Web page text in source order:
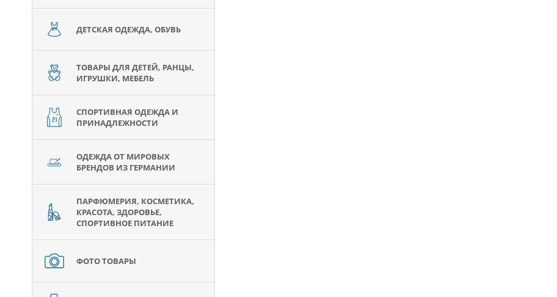
ДЕТСКАЯ ОДЕЖДА, ОБУВЬ
ТОВАРЫ ДЛЯ ДЕТЕЙ, РАНЦЫ,
ИГРУШКИ, МЕБЕЛЬ
СПОРТИВНАЯ ОДЕЖДА И
ПРИНАДЛЕЖНОСТИ
ОДЕЖДА ОТ МИРОВЫХ
БРЕНДОВ ИЗ ГЕРМАНИИ
ПАРФЮМЕРИЯ, КОСМЕТИКА,
КРАСОТА, ЗДОРОВЬЕ,
СПОРТИВНОЕ ПИТАНИЕ
ФОТО ТОВАРЫ